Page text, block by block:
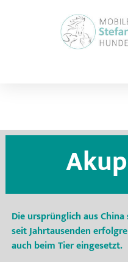
Die ursprünglich aus
seit Jahrtausenden
auch beim Tier eingesetzt.